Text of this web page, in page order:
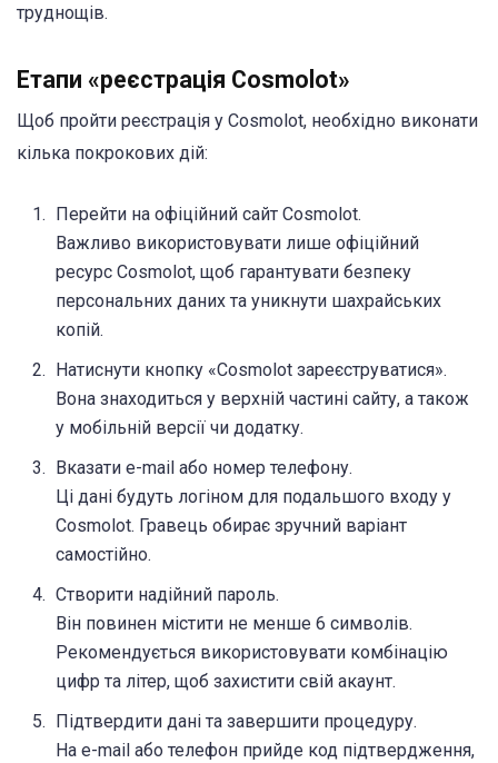
труднощів.
Етапи «реєстрація Cosmolot»
Щоб пройти реєстрація у Cosmolot, необхідно виконати
кілька покрокових дій:
Перейти на офіційний сайт Cosmolot.
Важливо використовувати лише офіційний
ресурс Cosmolot, щоб гарантувати безпеку
персональних даних та уникнути шахрайських
копій.
Натиснути кнопку «Cosmolot зареєструватися».
Вона знаходиться у верхній частині сайту, а також
у мобільній версії чи додатку.
Вказати e-mail або номер телефону.
Ці дані будуть логіном для подальшого входу у
Cosmolot. Гравець обирає зручний варіант
самостійно.
Створити надійний пароль.
Він повинен містити не менше 6 символів.
Рекомендується використовувати комбінацію
цифр та літер, щоб захистити свій акаунт.
Підтвердити дані та завершити процедуру.
На e-mail або телефон прийде код підтвердження,